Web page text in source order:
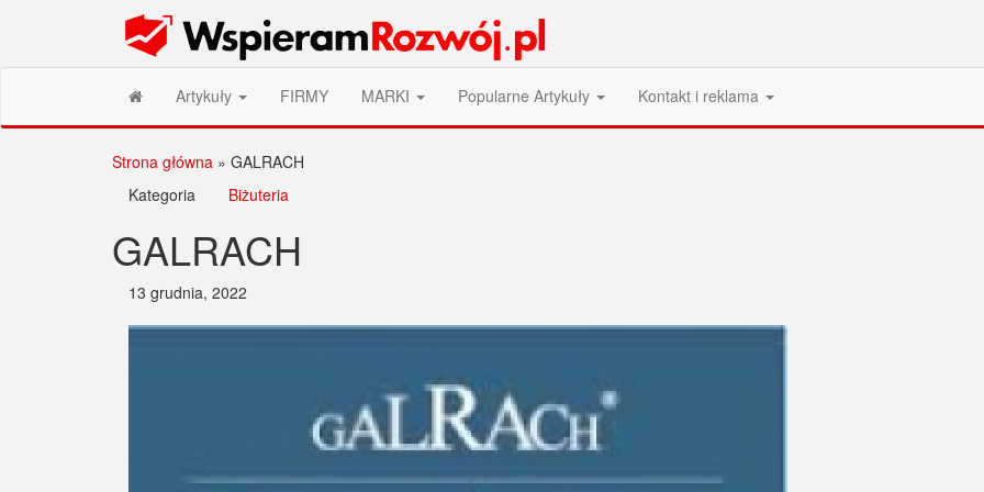
Wspieram Rozwój PL
Artykuły FIRMY MARKI Popularne Artykuły Kontakt i reklama
Strona główna » GALRACH
Kategoria
Biżuteria
GALRACH
13 grudnia, 2022